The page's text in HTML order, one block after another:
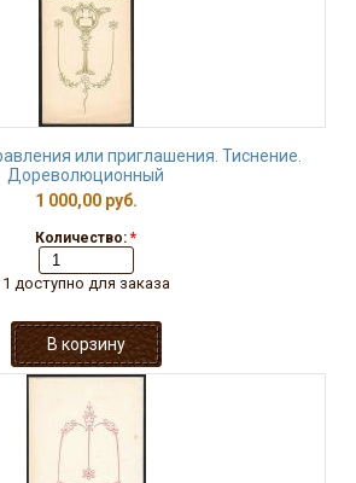
или приглашения. Тиснение.
Дореволюционный
1 000,00 руб.
Количество: *
1 доступно для заказа